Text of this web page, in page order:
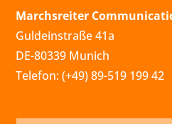
Marchsreiter
Guldeinstraße 41a
DE-80339 Munich
Telefon: (+49) 89-519 199 42